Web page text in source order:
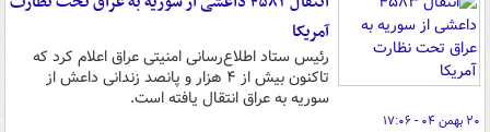
آمریکا
رئیس ستاد اطلاع‌رسانی امنیتی عراق اعلام کرد که
تاکنون بیش از ۴ هزار و پانصد زندانی داعش از
سوریه به عراق انتقال یافته است.
۲۰ بهمن ۰۴ - ۱۷:۰۶